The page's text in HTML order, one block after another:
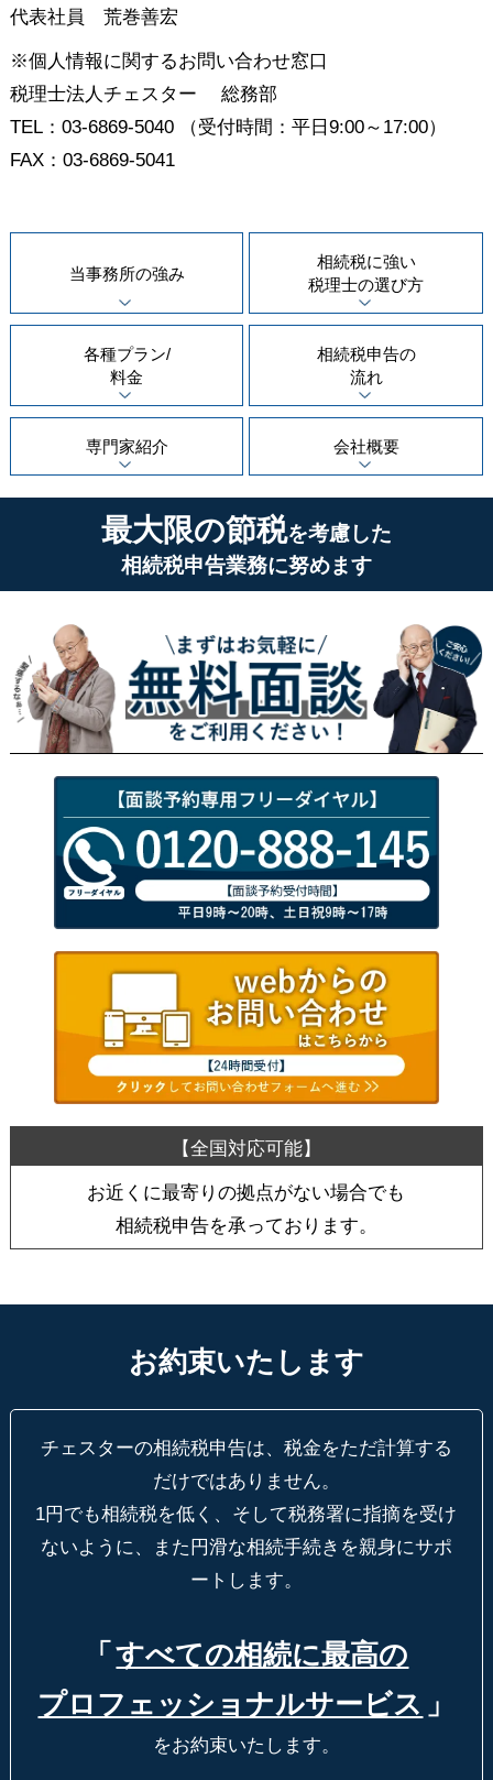
代表社員 荒巻善宏
※個人情報に関するお問い合わせ窓口
税理士法人チェスター 総務部
TEL：03-6869-5040 （受付時間：平日9:00～17:00）
FAX：03-6869-5041
当事務所の強み
相続税に強い
税理士の選び方
各種プラン/
料金
相続税申告の
流れ
専門家紹介 会社概要
最大限の節税を考慮した
相続税申告業務に努めます
お近くに最寄りの拠点がない場合でも
相続税申告を承っております。
お約束いたします
チェスターの相続税申告は、税金をただ計算する
だけではありません。
1円でも相続税を低く、そして税務署に指摘を受け
ないように、
また円滑な相続手続きを親身にサポ
ートします。
「 すべての相続に最高の
プロフェッショナルサービス 」
をお約束いたします。